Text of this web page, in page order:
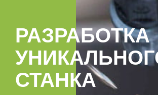
РАЗРАБОТКА
СТАНКА